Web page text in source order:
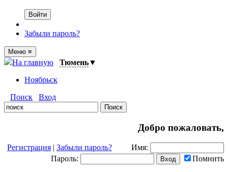
Забыли пароль?
Меню ≡
На главную Тюмень▼
Ноябрьск
Поиск
Вход
Добро пожаловать,
Регистрация | Забыли пароль?
Имя:
Пароль:
Помнить